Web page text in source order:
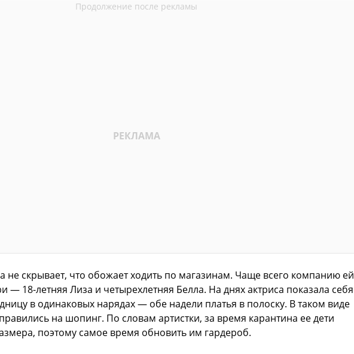
не скрывает, что обожает ходить по магазинам. Чаще всего компанию ей
— 18-летняя Лиза и четырехлетняя Белла. На днях актриса показала себя
в одинаковых нарядах — обе надели платья в полоску. В таком виде
на шопинг. По словам артистки, за время карантина ее дети
поэтому самое время обновить им гардероб.